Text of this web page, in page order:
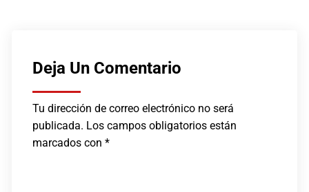
Deja Un Comentario
Tu dirección de correo electrónico no será
publicada. Los campos obligatorios están
marcados con*